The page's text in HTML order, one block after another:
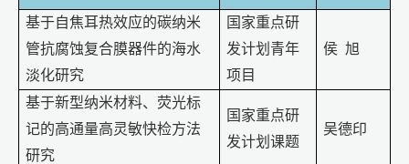
基于自焦耳热效应的碳纳米
管抗腐蚀复合膜器件的海水
淡化研究
国家重点研
发计划青年
项目
侯 旭
基于新型纳米材料、荧光标
记的高通量高灵敏快检方法
研究
国家重点研
发计划课题
吴德印